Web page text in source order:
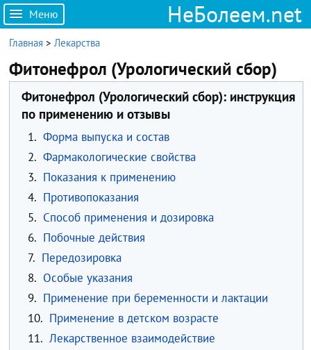
Меню НеБолеем.net
Главная >Лекарства
Фитонефрол (Урологический сбор)
Фитонефрол (Урологический сбор): инструкция
по применению и отзывы
1. Форма выпуска и состав
2. Фармакологические свойства
3. Показания к применению
4. Противопоказания
5. Способ применения и дозировка
6. Побочные действия
7. Передозировка
8. Особые указания
9. Применение при беременности и лактации
10. Применение в детском возрасте
11. Лекарственное взаимодействие